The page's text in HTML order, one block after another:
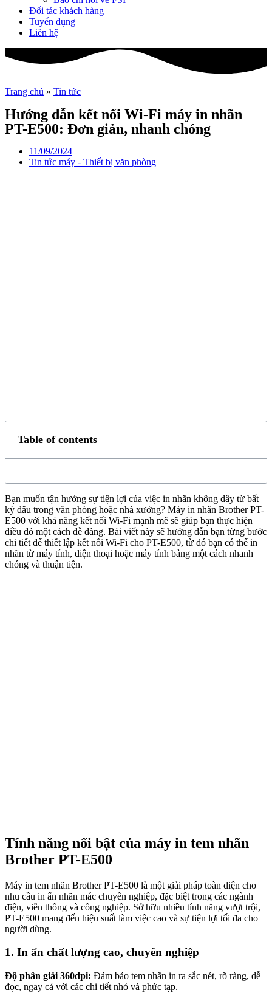
Đối tác khách hàng
Tuyển dụng
Liên hệ
Trang chủ » Tin tức
Hướng dẫn kết nối Wi-Fi máy in nhãn
PT-E500: Đơn giản, nhanh chóng
11/09/2024
Tin tức máy - Thiết bị văn phòng
Table of contents
Bạn muốn tận hưởng sự tiện lợi của việc in nhãn không dây từ bất
kỳ đâu trong văn phòng hoặc nhà xưởng? Máy in nhãn Brother PT-
E500 với khả năng kết nối Wi-Fi mạnh mẽ sẽ giúp bạn thực hiện
điều đó một cách dễ dàng. Bài viết này sẽ hướng dẫn bạn từng bước
chi tiết để thiết lập kết nối Wi-Fi cho PT-E500, từ đó bạn có thể in
nhãn từ máy tính, điện thoại hoặc máy tính bảng một cách nhanh
chóng và thuận tiện.
Tính năng nổi bật của máy in tem nhãn
Brother PT-E500
Máy in tem nhãn Brother PT-E500 là một giải pháp toàn diện cho
nhu cầu in ấn nhãn mác chuyên nghiệp, đặc biệt trong các ngành
điện, viễn thông và công nghiệp. Sở hữu nhiều tính năng vượt trội,
PT-E500 mang đến hiệu suất làm việc cao và sự tiện lợi tối đa cho
người dùng.
1. In ấn chất lượng cao, chuyên nghiệp
Độ phân giải 360dpi: Đảm bảo tem nhãn in ra sắc nét, rõ ràng, dễ
đọc, ngay cả với các chi tiết nhỏ và phức tạp.